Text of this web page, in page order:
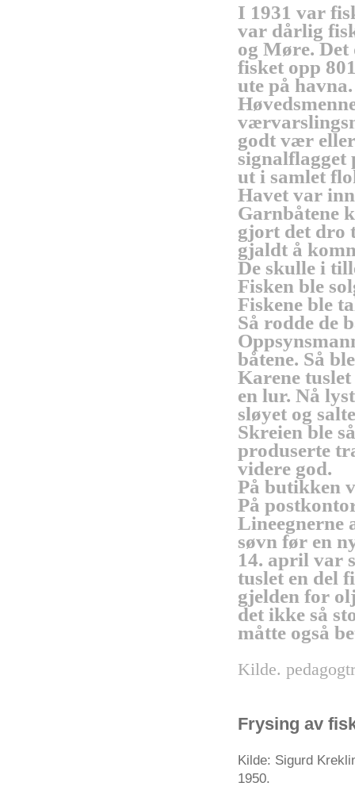
I 1931 var
var dårlig
og Møre.Det
fisket opp
ute på havna
godt vær eller
signalflagget
uti samlet
Havet var
Garnbåtene
gjort det dro
gjaldt å
De skulle i
Fisken ble
Fiskene ble
Så rodde de
båtene. Så ble
Karene tuslet
en lur. Nå
sløyet og
Skreien ble så
produserte
videre god.
På butikken
På
Lineegnerne
søvn før en
14. april var
tuslet en del
gjelden for
det ikke så
måtte også
Kilde.
Frysing av
Kilde: Sigurd
1950.